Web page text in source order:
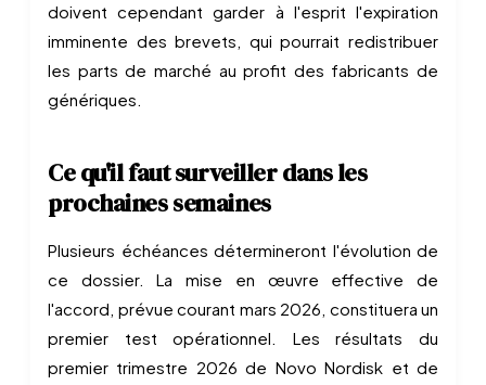
doivent cependant garder à l'esprit l'expiration
imminente des brevets, qui pourrait redistribuer
les parts de marché au profit des fabricants de
génériques.
Ce qu'il faut surveiller dans les
prochaines semaines
Plusieurs échéances détermineront l'évolution de
ce dossier. La mise en œuvre effective de
l'accord, prévue courant mars 2026, constituera un
premier test opérationnel. Les résultats du
premier trimestre 2026 de Novo Nordisk et de